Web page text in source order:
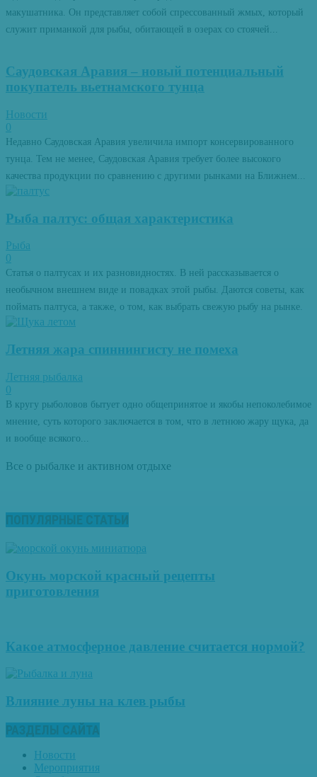
макушатника. Он представляет собой спрессованный жмых, который
служит приманкой для рыбы, обитающей в озерах со стоячей...
Саудовская Аравия – новый потенциальный
покупатель вьетнамского тунца
Новости
0
Недавно Саудовская Аравия увеличила импорт консервированного
тунца. Тем не менее, Саудовская Аравия требует более высокого
качества продукции по сравнению с другими рынками на Ближнем...
Рыба палтус: общая характеристика
Рыба
0
Статья о палтусах и их разновидностях. В ней рассказывается о
необычном внешнем виде и повадках этой рыбы. Даются советы, как
поймать палтуса, а также, о том, как выбрать свежую рыбу на рынке.
Летняя жара спиннингисту не помеха
Летняя рыбалка
0
В кругу рыболовов бытует одно общепринятое и якобы непоколебимое
мнение, суть которого заключается в том, что в летнюю жару щука, да
и вообще всякого...
Все о рыбалке и активном отдыхе
ПОПУЛЯРНЫЕ СТАТЬИ
Окунь морской красный рецепты
приготовления
Какое атмосферное давление считается нормой?
Влияние луны на клев рыбы
РАЗДЕЛЫ САЙТА
Новости
Мероприятия